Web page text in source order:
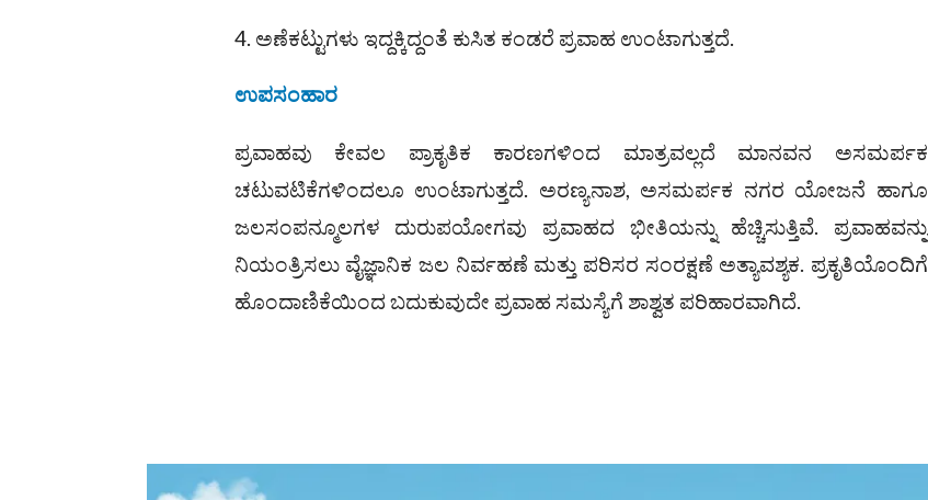
4. ಅಣೆಕಟ್ಟುಗಳು ಇದ್ದಕ್ಕಿದ್ದಂತೆ ಕುಸಿತ ಕಂಡರೆ ಪ್ರವಾಹ ಉಂಟಾಗುತ್ತದೆ.
ಉಪಸಂಹಾರ
ಪ್ರವಾಹವು ಕೇವಲ ಪ್ರಾಕೃತಿಕ ಕಾರಣಗಳಿಂದ ಮಾತ್ರವಲ್ಲದೆ ಮಾನವನ ಅಸಮರ್ಪಕ
ಚಟುವಟಿಕೆಗಳಿಂದಲೂ ಉಂಟಾಗುತ್ತದೆ. ಅರಣ್ಯನಾಶ, ಅಸಮರ್ಪಕ ನಗರ ಯೋಜನೆ ಹಾಗೂ
ಜಲಸಂಪನ್ಮೂಲಗಳ ದುರುಪಯೋಗವು ಪ್ರವಾಹದ ಭೀತಿಯನ್ನು ಹೆಚ್ಚಿಸುತ್ತಿವೆ. ಪ್ರವಾಹವನ್ನು
ನಿಯಂತ್ರಿಸಲು ವೈಜ್ಞಾನಿಕ ಜಲ ನಿರ್ವಹಣೆ ಮತ್ತು ಪರಿಸರ ಸಂರಕ್ಷಣೆ ಅತ್ಯಾವಶ್ಯಕ. ಪ್ರಕೃತಿಯೊಂದಿಗೆ
ಹೊಂದಾಣಿಕೆಯಿಂದ ಬದುಕುವುದೇ ಪ್ರವಾಹ ಸಮಸ್ಯೆಗೆ ಶಾಶ್ವತ ಪರಿಹಾರವಾಗಿದೆ.